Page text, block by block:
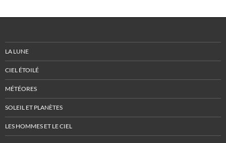
LA LUNE
CIEL ÉTOILÉ
MÉTÉORES
SOLEIL ET PLANÈTES
LES HOMMES ET LE CIEL